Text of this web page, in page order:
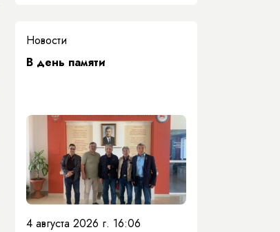
Новости
​В день памяти
4 августа 2026 г. 16:06